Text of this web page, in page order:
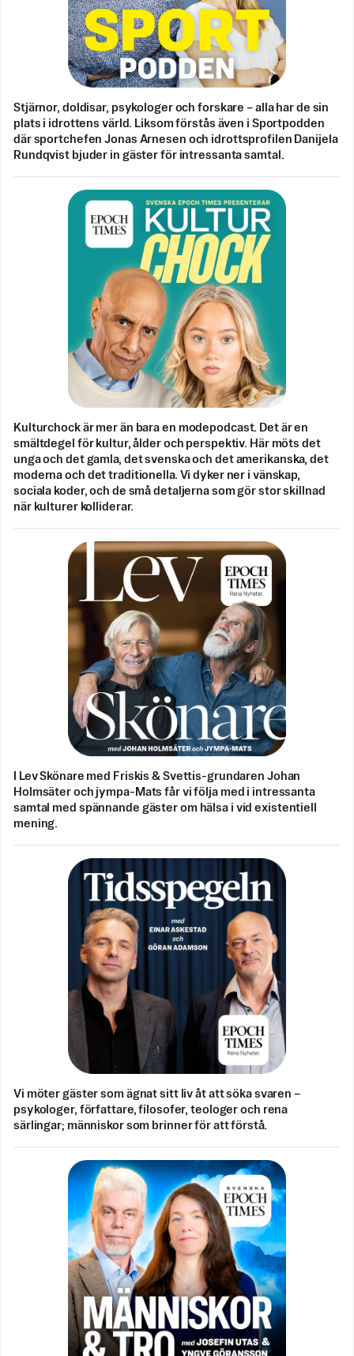
Stjärnor, doldisar, psykologer och forskare – alla har de sin
plats i idrottens värld. Liksom förstås även i Sportpodden
där sportchefen Jonas Arnesen och idrottsprofilen Danijela
Rundqvist bjuder in gäster för intressanta samtal.
Kulturchock är mer än bara en modepodcast. Det är en
smältdegel för kultur, ålder och perspektiv. Här möts det
unga och det gamla, det svenska och det amerikanska, det
moderna och det traditionella. Vi dyker ner i vänskap,
sociala koder, och de små detaljerna som gör stor skillnad
när kulturer kolliderar.
I Lev Skönare med Friskis & Svettis-grundaren Johan
Holmsäter och jympa-Mats får vi följa med i intressanta
samtal med spännande gäster om hälsa i vid existentiell
mening.
Vi möter gäster som ägnat sitt liv åt att söka svaren –
psykologer, författare, filosofer, teologer och rena
särlingar; människor som brinner för att förstå.